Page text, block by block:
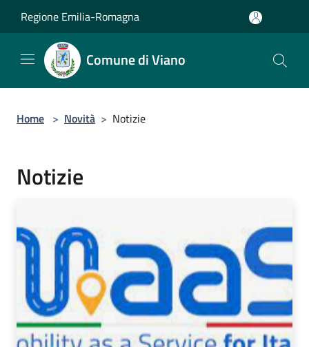
Regione Emilia-Romagna
Comune di Viano
Home > Novità > Notizie
Notizie